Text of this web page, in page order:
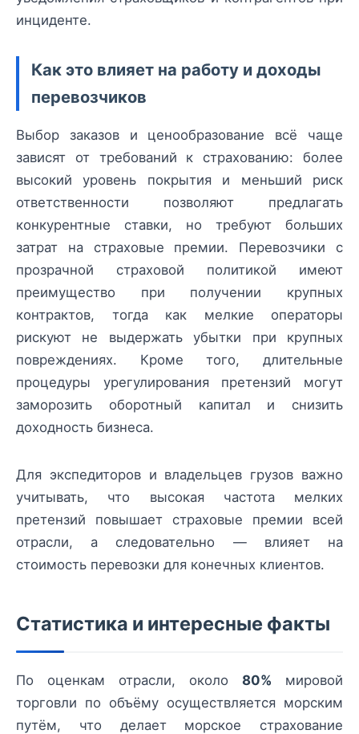
инциденте.
Как это влияет на работу и доходы
перевозчиков
Выбор заказов и ценообразование всё чаще
зависят от требований к страхованию: более
высокий уровень покрытия и меньший риск
ответственности позволяют предлагать
конкурентные ставки, но требуют больших
затрат на страховые премии. Перевозчики с
прозрачной страховой политикой имеют
преимущество при получении крупных
контрактов, тогда как мелкие операторы
рискуют не выдержать убытки при крупных
повреждениях. Кроме того, длительные
процедуры урегулирования претензий могут
заморозить оборотный капитал и снизить
доходность бизнеса.
Для экспедиторов и владельцев грузов важно
учитывать, что высокая частота мелких
претензий повышает страховые премии всей
отрасли, а следовательно — влияет на
стоимость перевозки для конечных клиентов.
Статистика и интересные факты
По оценкам отрасли, около 80% мировой
торговли по объёму осуществляется морским
путём, что делает морское страхование